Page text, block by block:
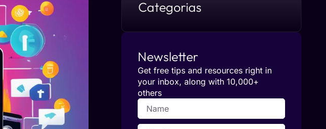
Categorias
Newsletter
Get free tips and resources right in
your inbox, along with 10,000+
others